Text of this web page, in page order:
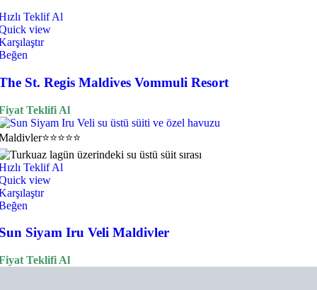
Teklif Al
view
St. Regis Maldives Vommuli Resort
Teklifi Al
⭐⭐⭐⭐⭐
Teklif Al
view
Siyam Iru Veli Maldivler
Teklifi Al